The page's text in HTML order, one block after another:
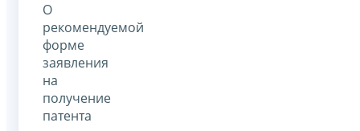
О
рекомендуемой
форме
заявления
на
получение
патента